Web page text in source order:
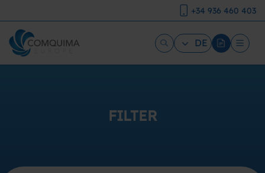
+34 936 460 403
DE
FILTER